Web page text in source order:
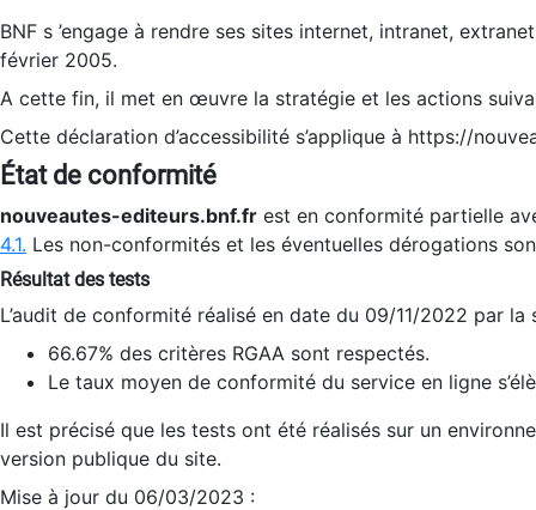
BNF s ’engage à rendre ses sites internet, intranet,
février 2005.
A cette fin, il met en œuvre la stratégie et les actions
Cette déclaration d’accessibilité s’applique à https://
État de conformité
nouveautes-editeurs.bnf.fr est en conformité partielle
4.1. Les non-conformités et les éventuelles dérogations
Résultat des tests
L’audit de conformité réalisé en date du 09/11/2022 par
66.67% des critères RGAA sont respectés.
Le taux moyen de conformité du service en ligne
Il est précisé que les tests ont été réalisés sur un
version publique du site.
Mise à jour du 06/03/2023 :